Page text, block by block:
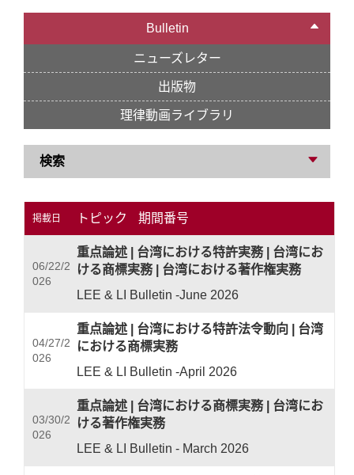
ニューズレター
Bulletin
出版物
理律動画ライブラリ
検索
掲載日 トピック 期間番号
06/22/2
026
重点論述 台湾における特許実務| 台湾にお
ける商標実務| 台湾における著作権実務
LEE & LI Bulletin -June 2026
04/27/2
026
重点論述 台湾における特許法令動向
台湾
における商標実務
LEE & LI Bulletin -April 2026
03/30/2
026
重点論述 台湾における商標実務| 台湾にお
ける著作権実務
LEE & LI Bulletin - March 2026